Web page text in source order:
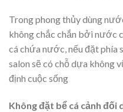
Trong phong thủy dùng
không chắc chắn bởi nước
cá chứa nước, nếu đặt phía
salon sẽ có chỗ dựa không
định cuộc sống
Khôngđặt bể cá cảnh đối